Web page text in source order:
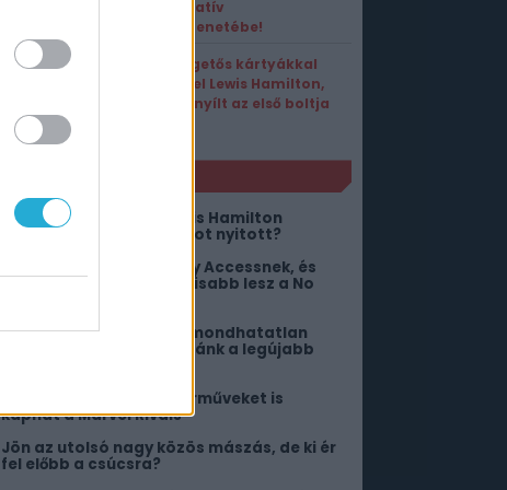
kooperatív
játékmenetébe!
Gyűjtögetős kártyákkal
bizniszel Lewis Hamilton,
meg is nyílt az első boltja
És az megvan, hogy Lewis Hamilton
gyűjtögetős kártya boltot nyitott?
Két év után vége az Early Accessnek, és
minden eddiginél brutálisabb lesz a No
Vigyázz, mit kívánsz! Kimondhatatlan
borzalmakat szabadít ránk a legújabb
Autós versenyzést és járműveket is
kaphat a Marvel Rivals
Jön az utolsó nagy közös mászás, de ki ér
fel előbb a csúcsra?